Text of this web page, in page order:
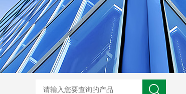
WRN-530直角弯头热电偶 WRNK-231D炉管刀刃热电